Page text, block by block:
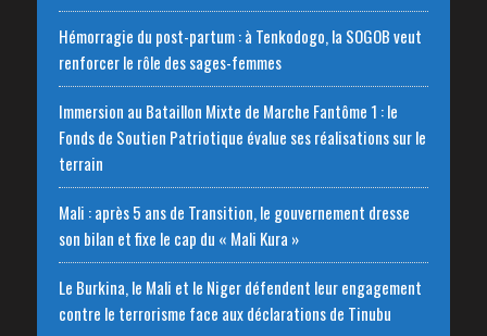
Hémorragie du post-partum : à Tenkodogo, la SOGOB veut
renforcer le rôle des sages-femmes
Immersion au Bataillon Mixte de Marche Fantôme 1 : le
Fonds de Soutien Patriotique évalue ses réalisations sur le
terrain
Mali : après 5 ans de Transition, le gouvernement dresse
son bilan et fixe le cap du « Mali Kura »
Le Burkina, le Mali et le Niger défendent leur engagement
contre le terrorisme face aux déclarations de Tinubu